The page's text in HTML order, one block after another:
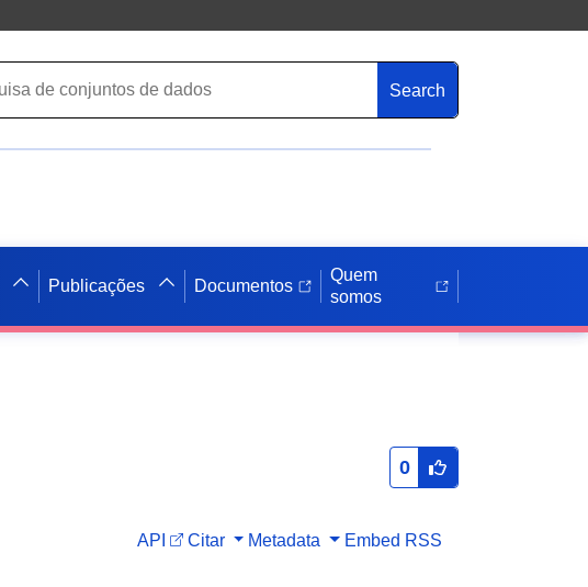
Search
Publicações Documentos
Quem
somos
0
API Citar Metadata Embed RSS